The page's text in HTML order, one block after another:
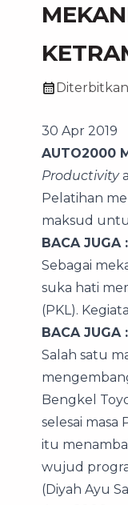
Diterbitkan
30 Apr 2019
AUTO2000
Productivity
Pelatihan
maksud
BACA JUGA :
Sebagai
suka hati
(PKL).
BACA JUGA :
Salah satu
Bengkel
selesai
itu
wujud
(Diyah Ayu